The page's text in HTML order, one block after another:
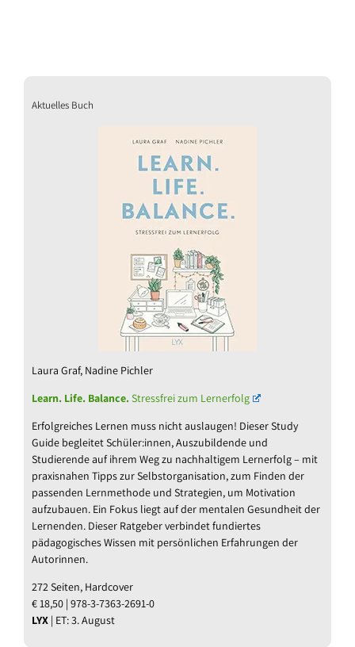
Aktuelles Buch
Laura Graf, Nadine Pichler
Learn. Life. Balance.Stressfrei zum Lernerfolg
Erfolgreiches Lernen muss nicht auslaugen! Dieser Study
Guide begleitet Schüler:innen, Auszubildende und
Studierende auf ihrem Weg zu nachhaltigem Lernerfolg – mit
praxisnahen Tipps zur Selbstorganisation, zum Finden der
passenden Lernmethode und Strategien, um Motivation
aufzubauen. Ein Fokus liegt auf der mentalen Gesundheit der
Lernenden. Dieser Ratgeber verbindet fundiertes
pädagogisches Wissen mit persönlichen Erfahrungen der
Autorinnen.
272 Seiten, Hardcover
€ 18,50 | 978-3-7363-2691-0
LYX | ET: 3. August